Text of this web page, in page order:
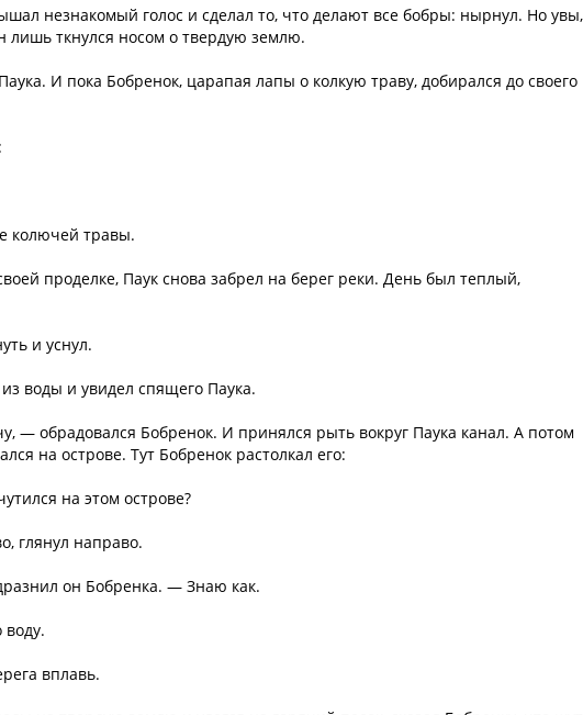
незнакомый голос и сделал то, что делают все бобры: нырнул. Но увы,
лишь ткнулся носом о твердую землю.
И пока Бобренок, царапая лапы о колкую траву, добирался до своего
колючей травы.
проделке, Паук снова забрел на берег реки. День был теплый,
и уснул.
воды и увидел спящего Паука.
— обрадовался Бобренок. И принялся рыть вокруг Паука канал. А потом
на острове. Тут Бобренок растолкал его:
на этом острове?
глянул направо.
он Бобренка. — Знаю как.
вплавь.